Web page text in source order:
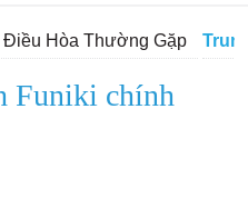
Điều Hòa Thường Gặp
Funiki chính